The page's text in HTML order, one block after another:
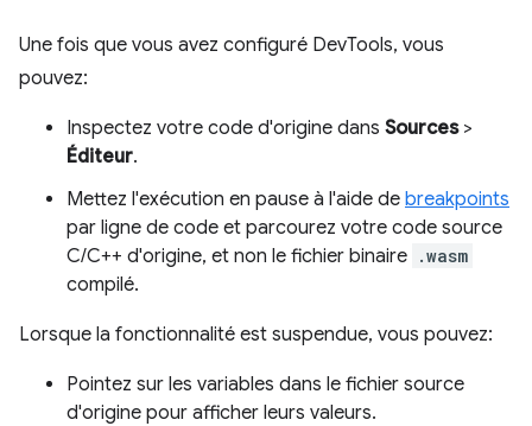
Une fois que vous avez configuré DevTools, vous
pouvez:
Inspectez votre code d'origine dans Sources>
Éditeur.
Mettez l'exécution en pause à l'aide de breakpoints
par ligne de code et parcourez votre code source
C/C++ d'origine, et non le fichier binaire .wasm
compilé.
Lorsque la fonctionnalité est suspendue, vous pouvez:
Pointez sur les variables dans le fichier source
d'origine pour afficher leurs valeurs.